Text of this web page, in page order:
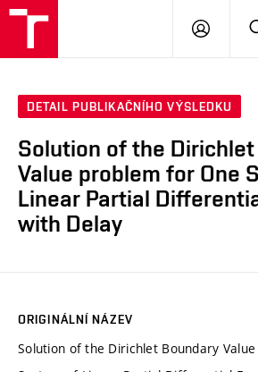
DETAIL PUBLIKAČNÍHO VÝSLEDKU
Solution of the
Value problem for One
Linear Partial
with Delay
ORIGINÁLNÍ NÁZEV
Solution of the Dirichlet Boundary